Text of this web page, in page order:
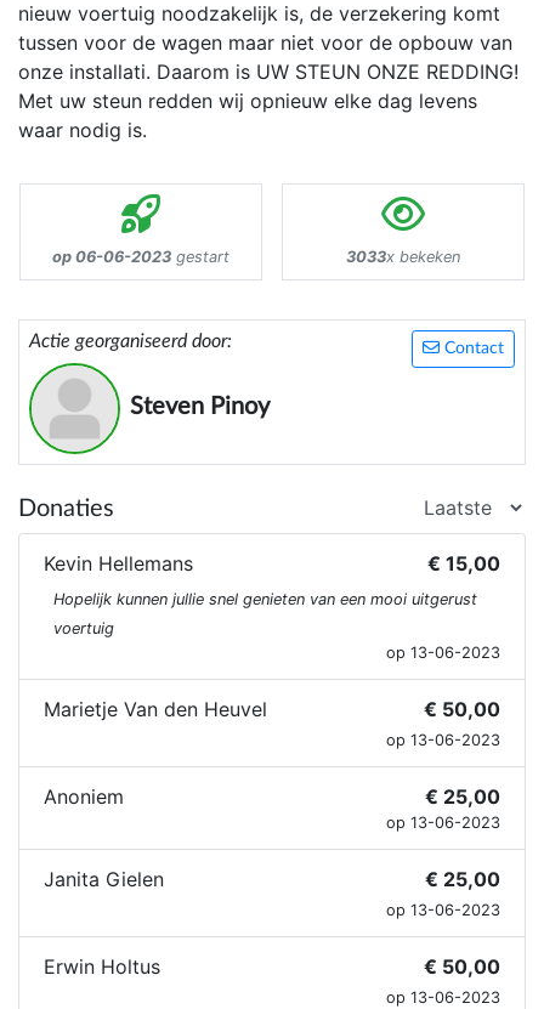
nieuw voertuig noodzakelijk is, de verzekering komt
tussen voor de wagen maar niet voor de opbouw van
onze installati. Daarom is UW STEUN ONZE REDDING!
Met uw steun redden wij opnieuw elke dag levens
waar nodig is.
op 06-06-2023 gestart 3033x bekeken
Contact
Actie georganiseerd door:
Steven Pinoy
Donaties
Kevin Hellemans € 15,00
Hopelijk kunnen jullie snel genieten van een mooi uitgerust
voertuig
op 13-06-2023
Marietje Van den Heuvel € 50,00
op 13-06-2023
Anoniem € 25,00
op 13-06-2023
Janita Gielen € 25,00
op 13-06-2023
Erwin Holtus € 50,00
op 13-06-2023